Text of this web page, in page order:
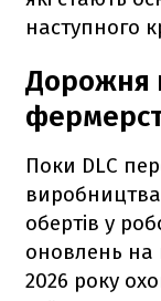
наступного
Дорожня
Поки DLC
обертів у
оновлень на
2026 року